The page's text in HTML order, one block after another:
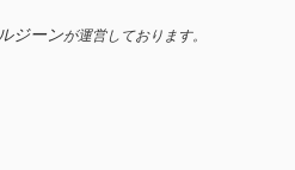
ジーンが運営しております。